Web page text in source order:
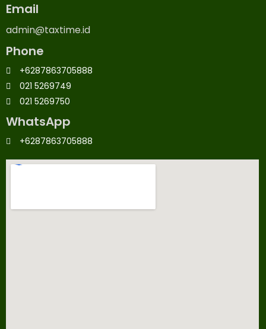
Email
admin@taxtime.id
Phone
+6287863705888
021 5269749
021 5269750
WhatsApp
+6287863705888